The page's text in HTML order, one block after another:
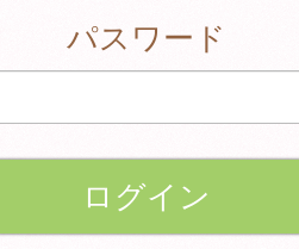
パスワード